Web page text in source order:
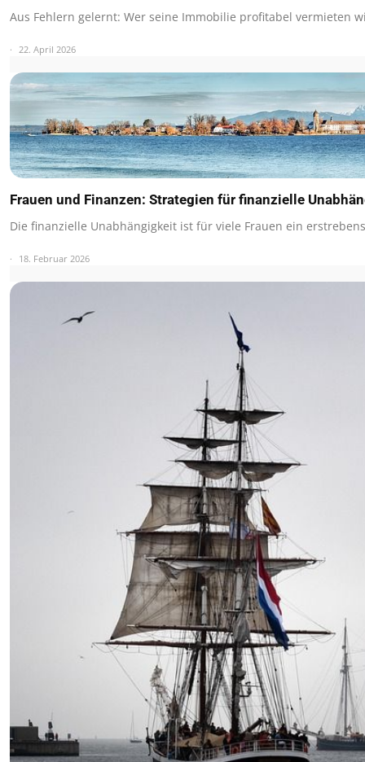
Aus Fehlern gelernt: Wer seine Immobilie profitabel vermieten
22. April 2026
Frauen und Finanzen: Strategien für finanzielle
Die finanzielle Unabhängigkeit ist für viele Frauen ein
18. Februar 2026